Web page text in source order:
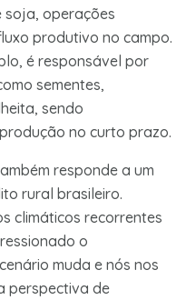
soja, operações
produtivo no campo.
é responsável por
sementes,
sendo
no curto prazo.
responde a um
rural brasileiro.
climáticos recorrentes
o
muda e nós nos
perspectiva de